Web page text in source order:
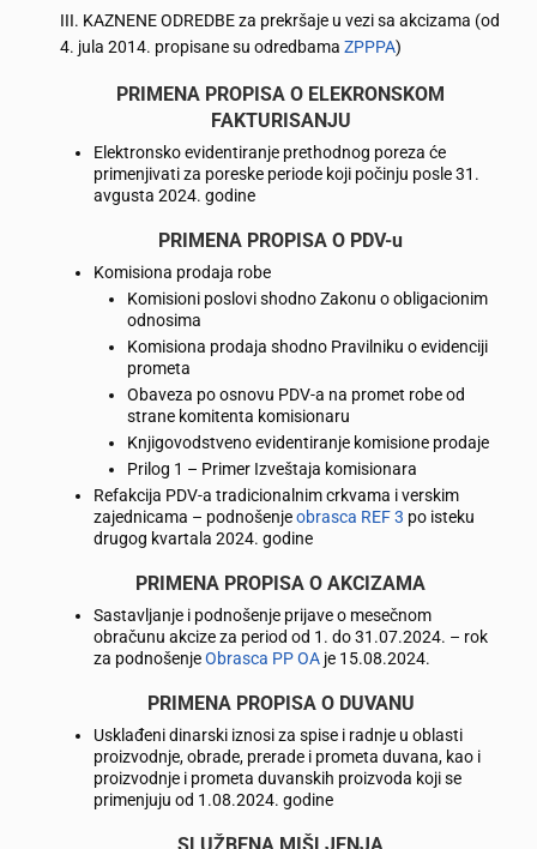
III. KAZNENE ODREDBE za prekršaje u vezi sa akcizama (od
4. jula 2014. propisane su odredbama ZPPPA)
PRIMENA PROPISA O ELEKRONSKOM
FAKTURISANJU
Elektronsko evidentiranje prethodnog poreza će
primenjivati za poreske periode koji počinju posle 31.
avgusta 2024. godine
PRIMENA PROPISA O PDV-u
Komisiona prodaja robe
Komisioni poslovi shodno Zakonu o obligacionim
odnosima
Komisiona prodaja shodno Pravilniku o evidenciji
prometa
Obaveza po osnovu PDV-a na promet robe od
strane komitenta komisionaru
Knjigovodstveno evidentiranje komisione prodaje
Prilog 1 – Primer Izveštaja komisionara
Refakcija PDV-a tradicionalnim crkvama i verskim
zajednicama – podnošenjeobrasca REF 3 po isteku
drugog kvartala 2024. godine
PRIMENA PROPISA O AKCIZAMA
Sastavljanje i podnošenje prijave o mesečnom
obračunu akcize za period od 1. do 31.07.2024. – rok
za podnošenjeObrasca PP OA je 15.08.2024.
PRIMENA PROPISA O DUVANU
Usklađeni dinarski iznosi za spise i radnje u oblasti
proizvodnje, obrade, prerade i prometa duvana, kao i
proizvodnje i prometa duvanskih proizvoda koji se
primenjuju od 1.08.2024. godine
SLUŽBENA MIŠLJENJA